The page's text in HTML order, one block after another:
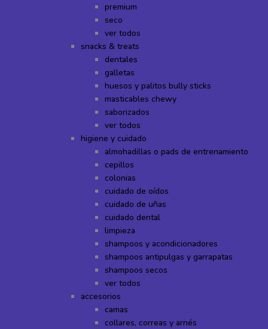
premium
seco
ver todos
snacks & treats
dentales
galletas
huesos y palitos bully sticks
masticables chewy
saborizados
ver todos
higiene y cuidado
almohadillas o pads de entrenamiento
cepillos
colonias
cuidado de oídos
cuidado de uñas
cuidado dental
limpieza
shampoos y acondicionadores
shampoos antipulgas y garrapatas
shampoos secos
ver todos
accesorios
camas
collares, correas y arnés